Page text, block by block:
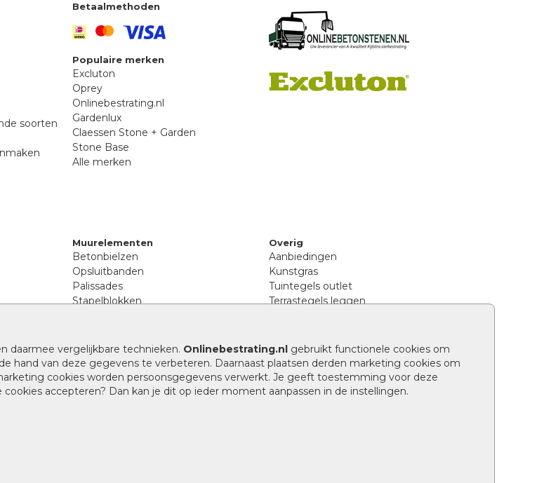
daarmee vergelijkbare technieken. Onlinebestrating.nl gebruikt functionele cookies om
hand van deze gegevens te verbeteren. Daarnaast plaatsen derden marketing cookies om
cookies worden persoonsgegevens verwerkt. Je geeft toestemming voor deze
accepteren? Dan kan je dit op ieder moment aanpassen in de instellingen.
soorten
Betaalmethoden
Populaire merken
Excluton
Oprey
Onlinebestrating.nl
Gardenlux
Claessen Stone + Garden
Stone Base
Alle merken
Muurelementen
Betonbielzen
Opsluitbanden
Palissades
Stapelblokken
Afwatering en diversen
Beplantings en betonelementen
Split, grind en zand
Oprit tegels
Overig
Aanbiedingen
Kunstgras
Tuintegels outlet
Terrastegels leggen
Legpatronen betonstenen
Hoe betonstenen onderhouden
Aanlegtips voor betonstenen
Verschil betontegels en keramische